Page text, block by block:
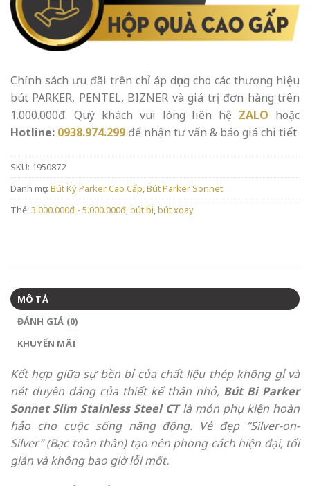
Chính sách ưu đãi trên chỉ áp dụng cho các thương hiệu
bút PARKER, PENTEL, BIZNER và giá trị đơn hàng trên
1.000.000đ. Quý khách vui lòng liên hệ ZALO hoặc
Hotline: 0938.974.299 để nhận tư vấn & báo giá chi tiết
SKU: 1950872
Danh mục: Bút Ký Parker Cao Cấp Bút Parker Sonnet
Thẻ: 3.000.000đ - 5.000.000đ bút bi bút xoay
MÔ TẢ
ĐÁNH GIÁ (0)
KHUYẾN MÃI
Kết hợp giữa sự bền bỉ của chất liệu thép không gỉ và
nét duyên dáng của thiết kế thân nhỏ, Bút Bi Parker
Sonnet Slim Stainless Steel CTlà món phụ kiện hoàn
hảo cho cuộc sống năng động. Vẻ đẹp “Silver-on-
Silver” (Bạc toàn thân) tạo nên phong cách hiện đại, tối
giản và không bao giờ lỗi mốt.